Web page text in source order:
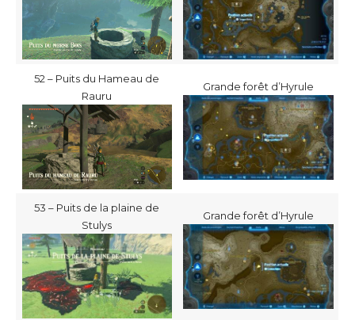
52 – Puits du Hameau de
Rauru
Grande forêt d’Hyrule
53 – Puits de la plaine de
Stulys
Grande forêt d’Hyrule